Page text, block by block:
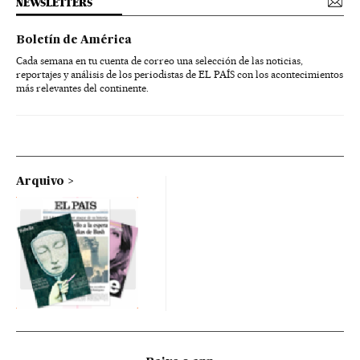
NEWSLETTERS
Boletín de América
Cada semana en tu cuenta de correo una selección de las noticias,
reportajes y análisis de los periodistas de EL PAÍS con los acontecimientos
más relevantes del continente.
Arquivo